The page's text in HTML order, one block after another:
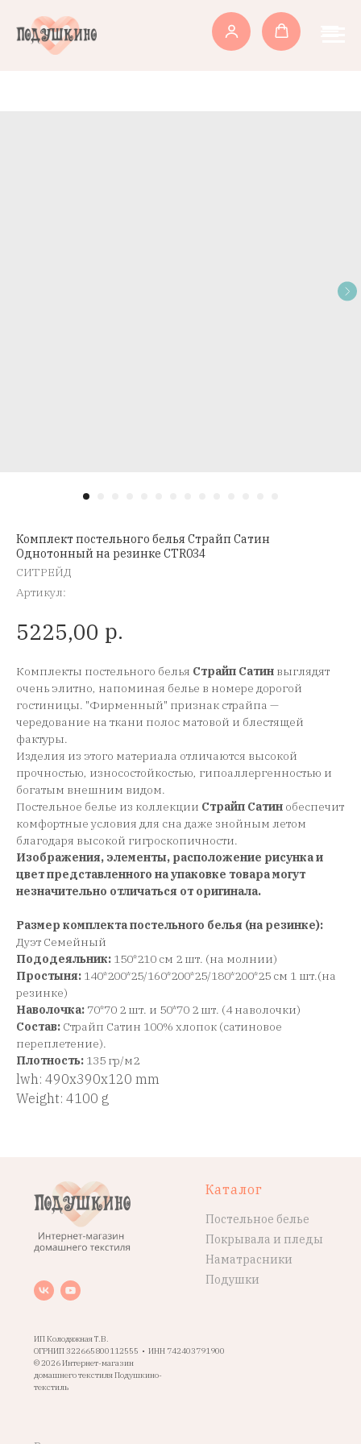
Комплект постельного белья Страйп Сатин
Однотонный на резинке CTR034
СИТРЕЙД
Артикул:
5225,00 р.
Комплекты постельного белья Страйп Сатин выглядят
очень элитно, напоминая белье в номере дорогой
гостиницы. "Фирменный" признак страйпа —
чередование на ткани полос матовой и блестящей
фактуры.
Изделия из этого материала отличаются высокой
прочностью, износостойкостью, гипоаллергенностью и
богатым внешним видом.
Постельное белье из коллекции Страйп Сатин обеспечит
комфортные условия для сна даже знойным летом
благодаря высокой гигроскопичности.
Изображения, элементы, расположение рисунка и
цвет представленного на упаковке товара могут
незначительно отличаться от оригинала.
Размер комплекта постельного белья (на резинке):
Дуэт Семейный
Пододеяльник: 150*210 см 2 шт. (на молнии)
Простыня: 140*200*25/160*200*25/180*200*25 см 1 шт.(на
резинке)
Наволочка: 70*70 2 шт. и 50*70 2 шт. (4 наволочки)
Состав: Страйп Сатин 100% хлопок (сатиновое
переплетение).
Плотность: 135 гр/м2
lwh: 490x390x120 mm
Weight: 4100 g
ИП Колодяжная Т.В.
ОГРНИП 322665800112555 • ИНН 742403791900
© 2026 Интернет-магазин
домашнего текстиля Подушкино-
текстиль
Каталог
Постельное белье
Покрывала и пледы
Наматрасники
Подушки